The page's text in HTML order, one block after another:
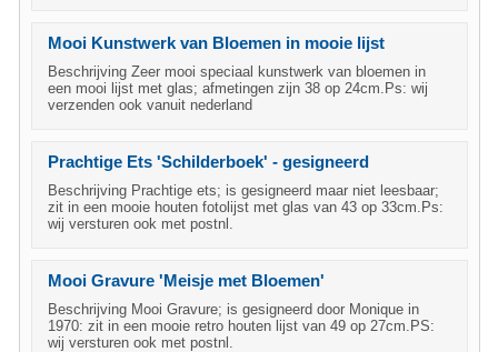
Mooi Kunstwerk van Bloemen in mooie lijst
Beschrijving Zeer mooi speciaal kunstwerk van bloemen in
een mooi lijst met glas; afmetingen zijn 38 op 24cm.Ps: wij
verzenden ook vanuit nederland
Prachtige Ets 'Schilderboek' - gesigneerd
Beschrijving Prachtige ets; is gesigneerd maar niet leesbaar;
zit in een mooie houten fotolijst met glas van 43 op 33cm.Ps:
wij versturen ook met postnl.
Mooi Gravure 'Meisje met Bloemen'
Beschrijving Mooi Gravure; is gesigneerd door Monique in
1970: zit in een mooie retro houten lijst van 49 op 27cm.PS:
wij versturen ook met postnl.